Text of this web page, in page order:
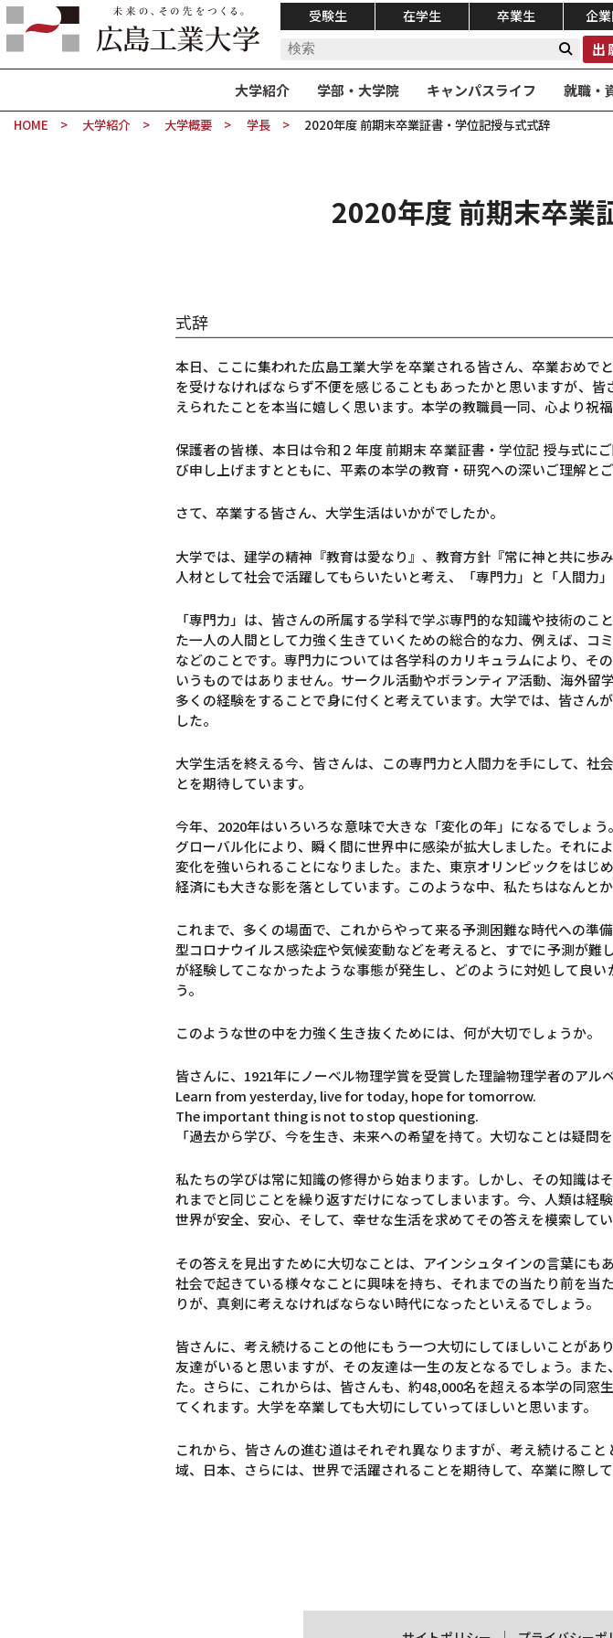
受験生 在学生 卒業生 企
出
大学紹介 学部・大学院 キャンパスライフ 就職・
HOME 大学紹介 大学概要 学長 2020年度 前期末卒業証書・学位記授与式式辞
2020年度 前期末卒業
式辞
本日、ここに集われた広島工業大学を卒業される皆さん、卒業おめ
を受けなければならず不便を感じることもあったかと思いますが、
えられたことを本当に嬉しく思います。本学の教職員一同、心より祝福
保護者の皆様、本日は令和２年度 前期末 卒業証書・学位記 授与式に
び申し上げますとともに、平素の本学の教育・研究への深いご理解と
さて、卒業する皆さん、大学生活はいかがでしたか。
大学では、建学の精神『教育は愛なり』、教育方針『常に神と共に
人材として社会で活躍してもらいたいと考え、「専門力」と「人間力
「専門力」は、皆さんの所属する学科で学ぶ専門的な知識や技術の
た一人の人間として力強く生きていくための総合的な力、例えば、
などのことです。専門力については各学科のカリキュラムにより、
いうものではありません。サークル活動やボランティア活動、海外留
多くの経験をすることで身に付くと考えています。大学では、皆さ
した。
大学生活を終える今、皆さんは、この専門力と人間力を手にして、
とを期待しています。
今年、2020年はいろいろな意味で大きな「変化の年」になるでしょ
グローバル化により、瞬く間に世界中に感染が拡大しました。それ
変化を強いられることになりました。また、東京オリンピックをはじ
経済にも大きな影を落としています。このような中、私たちはなんと
これまで、多くの場面で、これからやって来る予測困難な時代への
型コロナウイルス感染症や気候変動などを考えると、すでに予測が
が経験してこなかったような事態が発生し、どのように対処して良
う。
このような世の中を力強く生き抜くためには、何が大切でしょうか。
皆さんに、1921年にノーベル物理学賞を受賞した理論物理学者のアル
Learn from yesterday, live for today, hope for tomorrow.
The important thing is not to stop questioning.
「過去から学び、今を生き、未来への希望を持て。大切なことは疑問
私たちの学びは常に知識の修得から始まります。しかし、その知識は
れまでと同じことを繰り返すだけになってしまいます。今、人類は
世界が安全、安心、そして、幸せな生活を求めてその答えを模索してい
その答えを見出すために大切なことは、アインシュタインの言葉にも
社会で起きている様々なことに興味を持ち、それまでの当たり前を当
りが、真剣に考えなければならない時代になったといえるでしょう。
皆さんに、考え続けることの他にもう一つ大切にしてほしいことが
友達がいると思いますが、その友達は一生の友となるでしょう。ま
た。さらに、これからは、皆さんも、約48,000名を超える本学の同
てくれます。大学を卒業しても大切にしていってほしいと思います。
これから、皆さんの進む道はそれぞれ異なりますが、考え続けるこ
域、日本、さらには、世界で活躍されることを期待して、卒業に際し